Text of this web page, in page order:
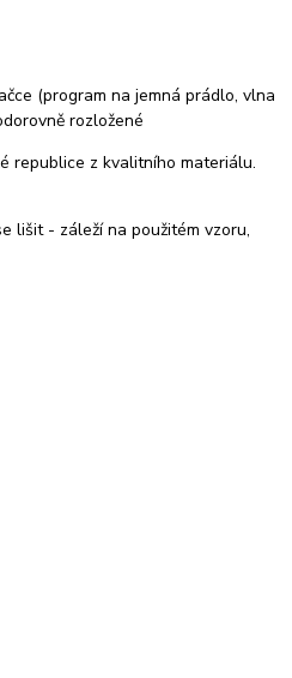
(program na jemná prádlo, vlna
rozložené
republice z kvalitního materiálu.
lišit - záleží na použitém vzoru,